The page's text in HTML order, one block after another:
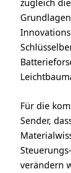
zugleich
Für die
Sender,
verändern